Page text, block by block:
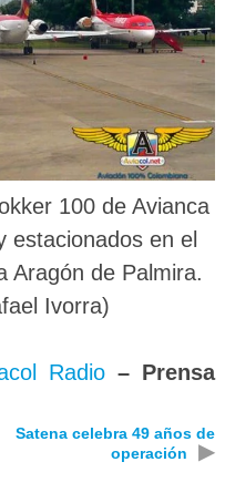
100 de Avianca
estacionados en el
Aragón de Palmira.
Ivorra)
Radio – Prensa
Satena celebra 49 años de
operación
▶